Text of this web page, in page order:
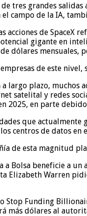
de tres grandes
campo de la IA,
acciones de SpaceX
gigante en
dólares
de este
a largo plazo, muchos
satelital y redes
2025, en parte
que actualmente
centros de datos en
de esta magnitud
a Bolsa beneficie a
Elizabeth Warren
Stop Funding
más dólares al